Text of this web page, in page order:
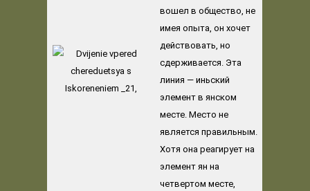
вошел в общество, не
имея опыта, он хочет
действовать, но
сдерживается. Эта
линия — иньский
элемент в янском
месте. Место не
является правильным.
Хотя она реагирует на
элемент ян на
четвертом месте,